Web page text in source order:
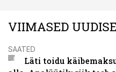
VIIMASED
SAATED
Läti toidu